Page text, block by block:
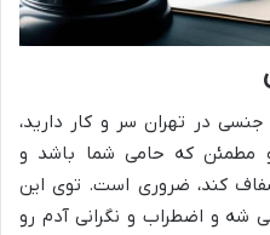
در تهران سر و کار دارید،
که حامی شما باشد و
شفاف کند، ضروری است. توی این
شه و اضطراب و نگرانی آدم رو